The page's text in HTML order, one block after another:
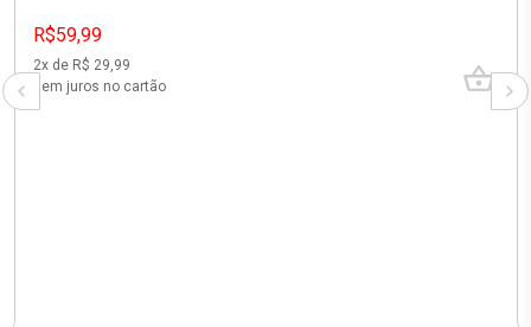
R$59,99
2x de R$ 29,99
sem juros no cartão